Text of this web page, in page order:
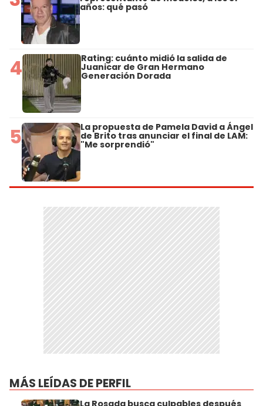
años: qué pasó
4 Rating: cuánto midió la salida de
Juanicar de Gran Hermano
Generación Dorada
5 La propuesta de Pamela David a Ángel
de Brito tras anunciar el final de LAM:
"Me sorprendió"
MÁS LEÍDAS DE PERFIL